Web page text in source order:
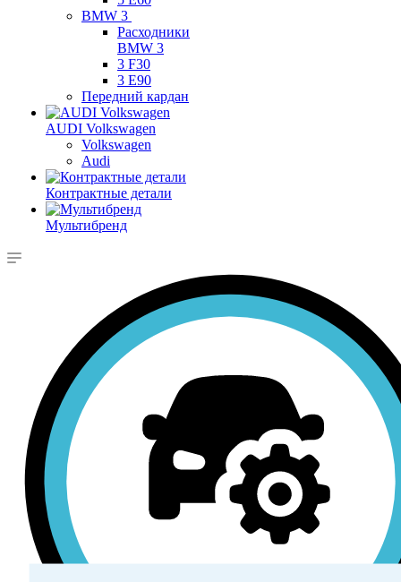
BMW 3
Расходники
BMW 3
3 F30
3 E90
Передний кардан
AUDI Volkswagen
Volkswagen
Audi
Контрактные детали
Мультибренд